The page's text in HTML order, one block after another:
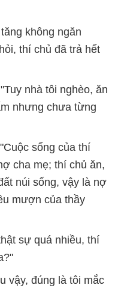
không ngăn
thí chủ đã trả hết
nhà tôi nghèo, ăn
nhưng chưa từng
sống của thí
cha mẹ; thí chủ ăn,
núi sống, vậy là nợ
mượn của thầy
sự quá nhiều, thí
vậy, đúng là tôi mắc